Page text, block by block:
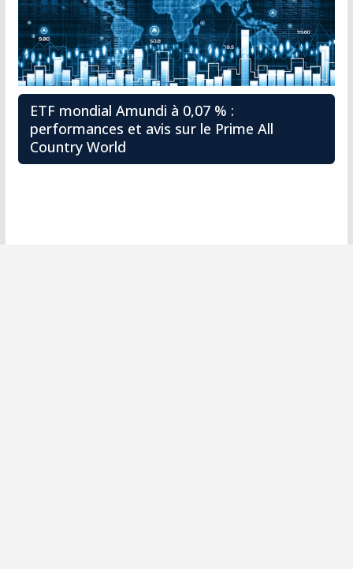
ETF mondial Amundi à 0,07 % :
performances et avis sur le Prime All
Country World